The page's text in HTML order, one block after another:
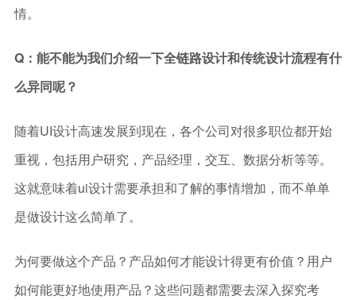
情。
Q：能不能为我们介绍一下全链路设计和传统设计流程有什
么异同呢？
随着UI设计高速发展到现在，各个公司对很多职位都开始
重视，包括用户研究，产品经理，交互、数据分析等等。
这就意味着ui设计需要承担和了解的事情增加，而不单单
是做设计这么简单了。
为何要做这个产品？产品如何才能设计得更有价值？用户
如何能更好地使用产品？这些问题都需要去深入探究考